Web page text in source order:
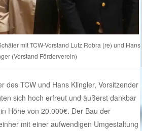
mit TCW-Vorstand Lutz Robra (re) und Hans
(Vorstand Förderverein)
des TCW und Hans Klingler, Vorsitzender
sich hoch erfreut und äußerst dankbar
Höhe von 20.000€. Der Bau der
mit einer aufwendigen Umgestaltung